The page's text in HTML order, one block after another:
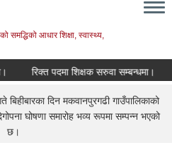
समद्धिको आधार शिक्षा, स्‍वास्‍थ्‍य,
पदमा शिक्षक सरुवा सम्बन्धमा।
दिन मकवानपुरगढी गाउँपालिकाको
घोषणा समारोह भव्य रूपमा सम्पन्न भएको
छ।